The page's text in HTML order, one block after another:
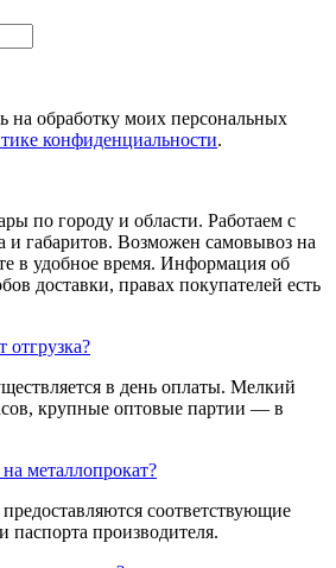
на обработку моих персональных
конфиденциальности.
по городу и области. Работаем с
и габаритов. Возможен самовывоз на
в удобное время. Информация об
доставки, правах покупателей есть
отгрузка?
в день оплаты. Мелкий
крупные оптовые партии — в
металлопрокат?
соответствующие
паспорта производителя.